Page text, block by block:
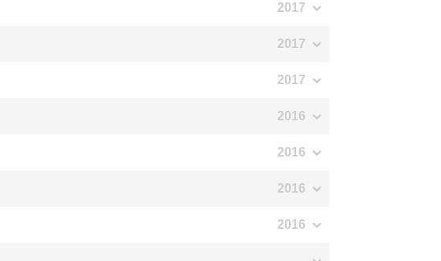
2017
2017
2017
2016
2016
2016
2016